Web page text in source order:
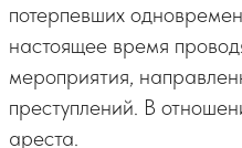
потерпевших
настоящее время
мероприятия,
преступлений. В
ареста.